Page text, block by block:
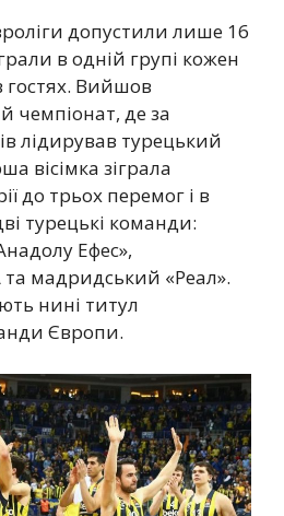
допустили лише 16
в одній групі кожен
гостях. Вийшов
чемпіонат, де за
лідирував турецький
вісімка зіграла
до трьох перемог і в
турецькі команди:
Ефес»,
мадридський «Реал».
нині титул
Європи.